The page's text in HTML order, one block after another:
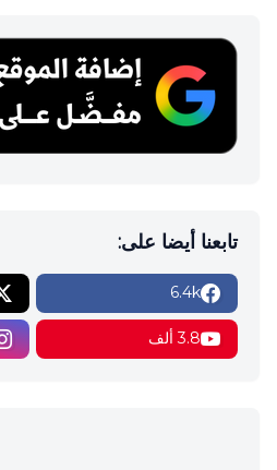
تابعنا أيضا على:
6.4k
3.8 ألف